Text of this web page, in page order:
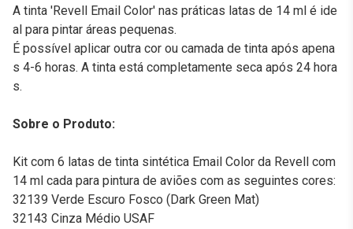
A tinta 'Revell Email Color' nas práticas latas de 14 ml é ide
al para pintar áreas pequenas.
É possível aplicar outra cor ou camada de tinta após apena
s 4-6 horas. A tinta está completamente seca após 24 hora
s.
Sobre o Produto:
Kit com 6 latas de tinta sintética Email Color da Revell com
14 ml cada para pintura de aviões com as seguintes cores:
32139 Verde Escuro Fosco (Dark Green Mat)
32143 Cinza Médio USAF